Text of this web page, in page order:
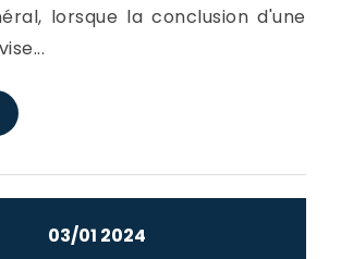
lorsque la conclusion d'une
03/01 2024